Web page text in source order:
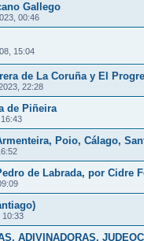
Gallego
00:46
15:04
de La Coruña y El
22:28
de Piñeira
Poio, Cálago,
de Labrada, por Cidre
10:33
ADIVINADORAS,